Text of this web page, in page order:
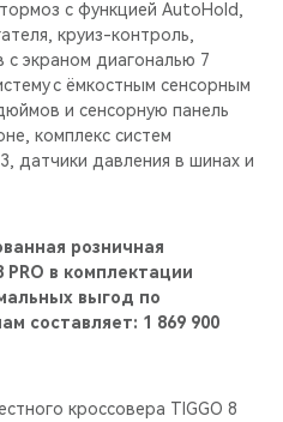
с функцией AutoHold,
круиз-контроль,
экраном диагональю 7
с ёмкостным сенсорным
и сенсорную панель
комплекс систем
датчики давления в шинах и
розничная
PRO в комплектации
выгод по
составляет: 1 869 900
кроссовера TIGGO 8